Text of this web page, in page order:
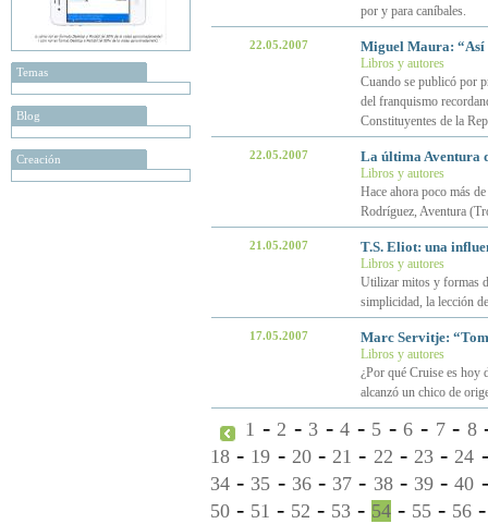
Temas
Blog
Creación
por y para caníbales.
22.05.2007 Miguel Maura: “Así
Libros y autores
Cuando se publicó por
del franquismo
Constituyentes de la
22.05.2007 La última Aventura
Libros y autores
Hace ahora poco más
Rodríguez, Aventura
21.05.2007 T.S. Eliot: una
Libros y autores
Utilizar mitos y formas
simplicidad, la lección
17.05.2007 Marc Servitje:
Libros y autores
¿Por qué Cruise es hoy
alcanzó un chico de
1 -2 - 3 -4 - 5 -6 - 7- 8
18 - 19 - 20-21 - 22 - 23-24
34 - 35 - 36- 37 - 38- 39-40
50 - 51 - 52 - 53 - 54 - 55 - 56